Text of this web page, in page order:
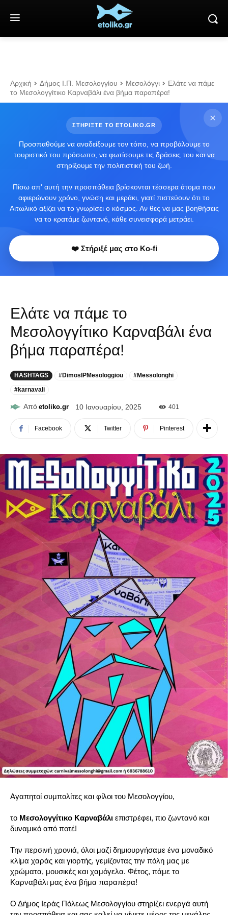
Αρχική Δήμος Ι.Π. Μεσολογγίου Μεσολόγγι
Ελάτε να πάμε
το Μεσολογγίτικο Καρναβάλι ένα βήμα παραπέρα!
ΣΤΗΡΙΞΤΕ ΤΟ ETOLIKO.GR
Προσπαθούμε να αναδείξουμε τον τόπο, να προβάλουμε το
τουριστικό του πρόσωπο, να φωτίσουμε τις δράσεις του και να
στηρίξουμε την πολιτιστική του ζωή.
Πίσω απ' αυτή την προσπάθεια βρίσκονται τέσσερα άτομα που
αφιερώνουν χρόνο, γνώση και μεράκι, γιατί πιστεύουν ότι το
Αιτωλικό αξίζει να το γνωρίσει ο κόσμος. Αν θες να μας βοηθήσεις
να το κρατάμε ζωντανό, κάθε συνεισφορά μετράει.
❤️ Στήριξέ μας στο Ko-fi
Ελάτε να πάμε το
Μεσολογγίτικο Καρναβάλι ένα
βήμα παραπέρα!
HASHTAGS #DimosIPMesologgiou
#Messolonghi
#karnavali
Από etoliko.gr 10 Ιανουαρίου, 2025 401
Facebook Twitter Pinterest
Αγαπητοί συμπολίτες και φίλοι του Μεσολογγίου,
το Μεσολογγίτικο Καρναβάλι επιστρέφει, πιο ζωντανό και
δυναμικό από ποτέ!
Την περσινή χρονιά, όλοι μαζί δημιουργήσαμε ένα μοναδικό
κλίμα χαράς και γιορτής, γεμίζοντας την πόλη μας με
χρώματα, μουσικές και χαμόγελα. Φέτος, πάμε το
Καρναβάλι μας ένα βήμα παραπέρα!
Ο Δήμος Ιεράς Πόλεως Μεσολογγίου στηρίζει ενεργά αυτή